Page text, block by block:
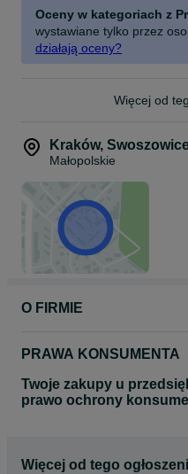
Oceny w kategoriach z
wystawiane tylko przez
działają oceny?
Więcej od
Kraków,
Małopolskie
O FIRMIE
PRAWA KONSUMENTA
Twoje zakupy u
prawo ochrony
Więcej od tego